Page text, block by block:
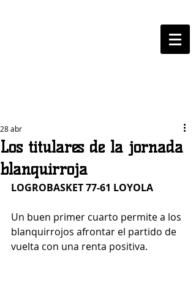
Los titulares de la jornada
blanquirroja
28 abr
LOGROBASKET 77-61 LOYOLA
Un buen primer cuarto permite a los
blanquirrojos afrontar el partido de
vuelta con una renta positiva.